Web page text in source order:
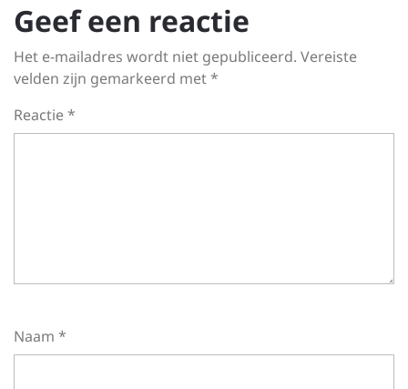
Geef een reactie
Het e-mailadres wordt niet gepubliceerd. Vereiste
velden zijn gemarkeerd met*
Reactie*
Naam *